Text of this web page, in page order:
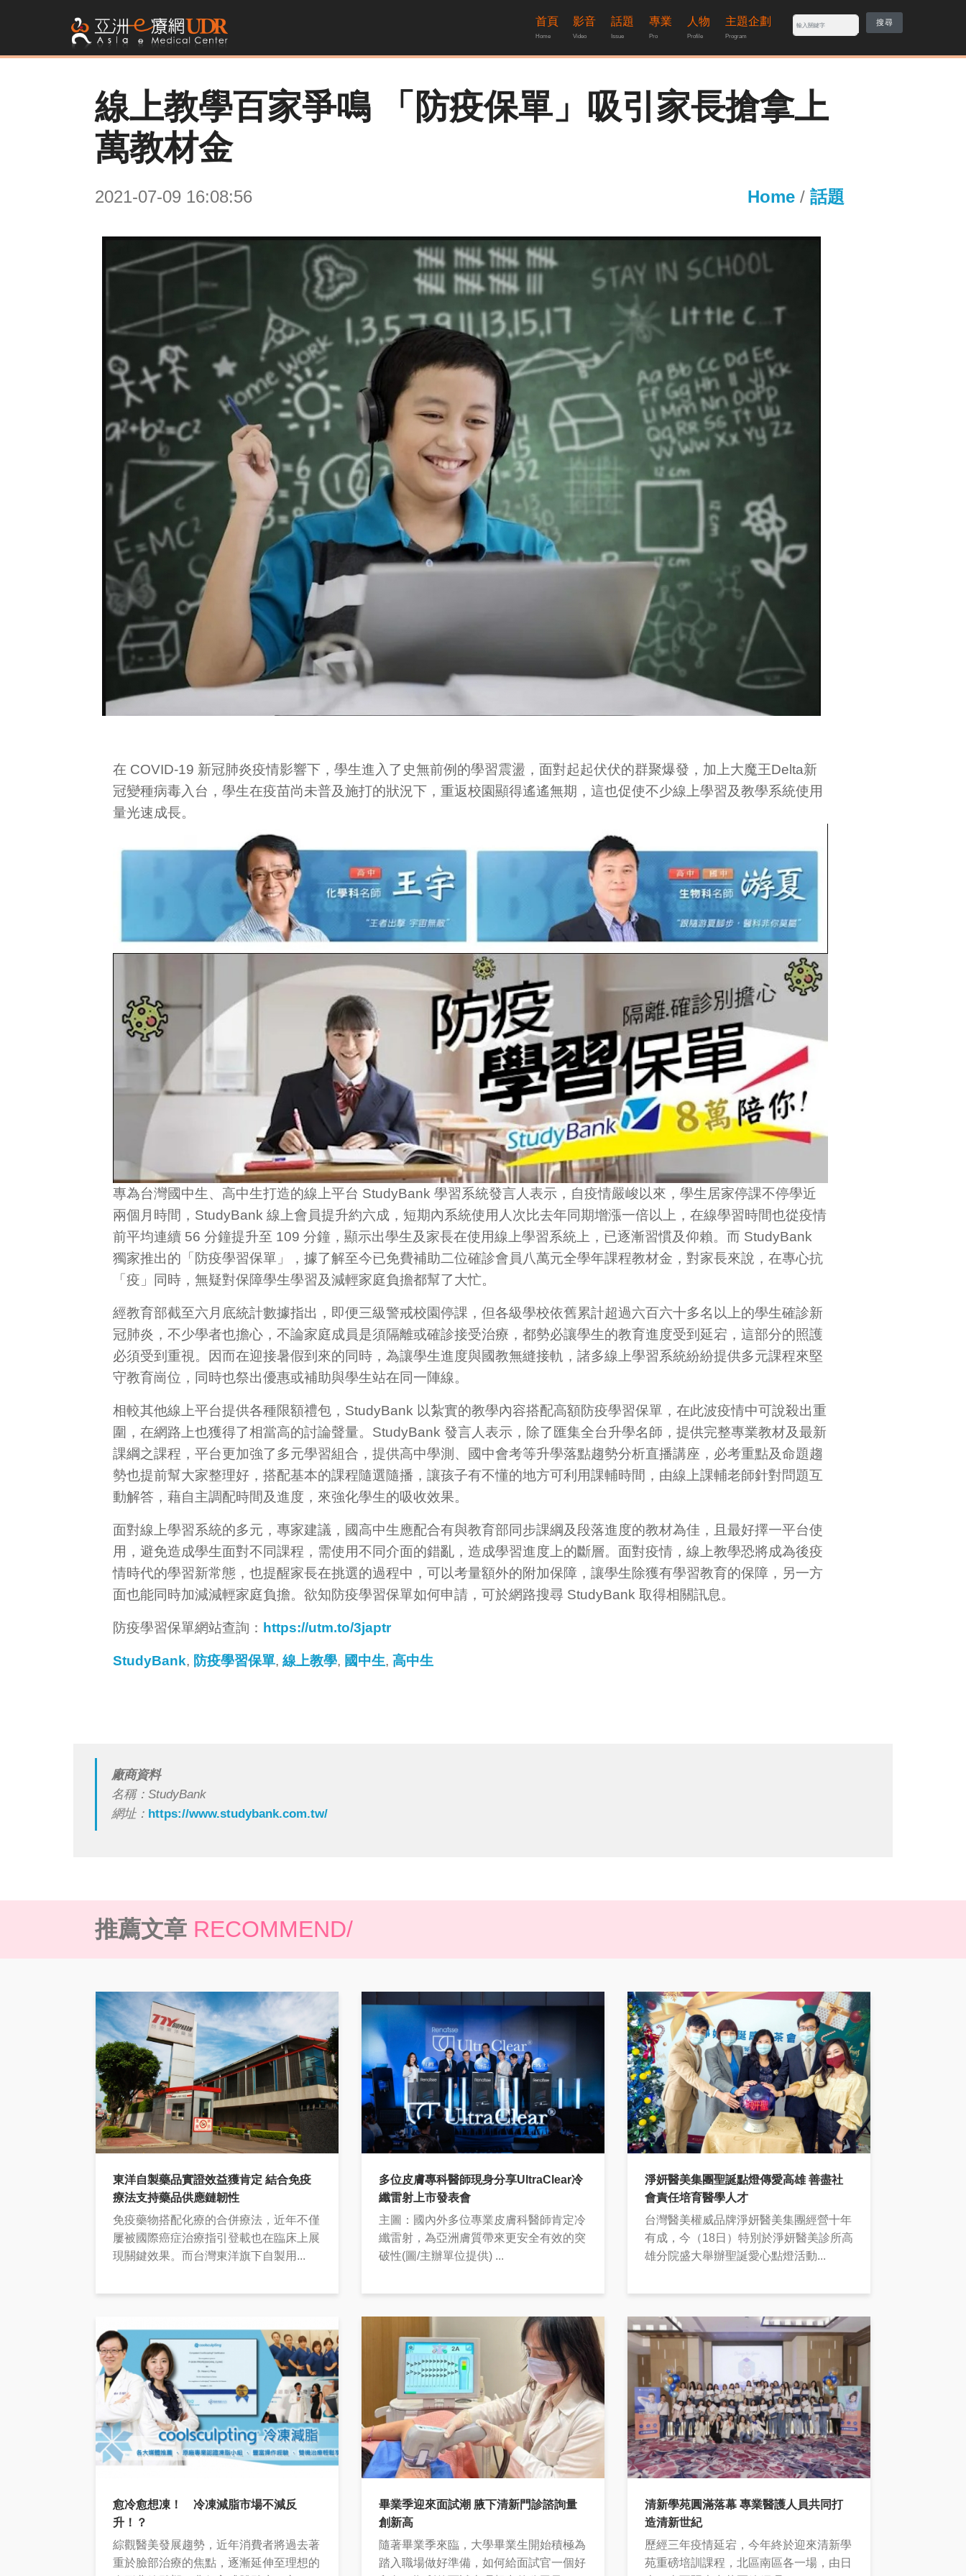
首頁
Home
影音
Video
話題
Issue
專業
Pro
人物
Profile
主題企劃
Program
搜尋
線上教學百家爭鳴 「防疫保單」吸引家長搶拿上
萬教材金
2021-07-09 16:08:56 Home / 話題
在 COVID-19 新冠肺炎疫情影響下，學生進入了史無前例的學習震盪，面對起起伏伏的群聚爆發，加上大魔王Delta新
冠變種病毒入台，學生在疫苗尚未普及施打的狀況下，重返校園顯得遙遙無期，這也促使不少線上學習及教學系統使用
量光速成長。
專為台灣國中生、高中生打造的線上平台 StudyBank 學習系統發言人表示，自疫情嚴峻以來，學生居家停課不停學近
兩個月時間，StudyBank 線上會員提升約六成，短期內系統使用人次比去年同期增漲一倍以上，在線學習時間也從疫情
前平均連續 56 分鐘提升至 109 分鐘，顯示出學生及家長在使用線上學習系統上，已逐漸習慣及仰賴。而 StudyBank
獨家推出的「防疫學習保單」，據了解至今已免費補助二位確診會員八萬元全學年課程教材金，對家長來說，在專心抗
「疫」同時，無疑對保障學生學習及減輕家庭負擔都幫了大忙。
經教育部截至六月底統計數據指出，即便三級警戒校園停課，但各級學校依舊累計超過六百六十多名以上的學生確診新
冠肺炎，不少學者也擔心，不論家庭成員是須隔離或確診接受治療，都勢必讓學生的教育進度受到延宕，這部分的照護
必須受到重視。因而在迎接暑假到來的同時，為讓學生進度與國教無縫接軌，諸多線上學習系統紛紛提供多元課程來堅
守教育崗位，同時也祭出優惠或補助與學生站在同一陣線。
相較其他線上平台提供各種限額禮包，StudyBank 以紮實的教學內容搭配高額防疫學習保單，在此波疫情中可說殺出重
圍，在網路上也獲得了相當高的討論聲量。StudyBank 發言人表示，除了匯集全台升學名師，提供完整專業教材及最新
課綱之課程，平台更加強了多元學習組合，提供高中學測、國中會考等升學落點趨勢分析直播講座，必考重點及命題趨
勢也提前幫大家整理好，搭配基本的課程隨選隨播，讓孩子有不懂的地方可利用課輔時間，由線上課輔老師針對問題互
動解答，藉自主調配時間及進度，來強化學生的吸收效果。
面對線上學習系統的多元，專家建議，國高中生應配合有與教育部同步課綱及段落進度的教材為佳，且最好擇一平台使
用，避免造成學生面對不同課程，需使用不同介面的錯亂，造成學習進度上的斷層。面對疫情，線上教學恐將成為後疫
情時代的學習新常態，也提醒家長在挑選的過程中，可以考量額外的附加保障，讓學生除獲有學習教育的保障，另一方
面也能同時加減減輕家庭負擔。欲知防疫學習保單如何申請，可於網路搜尋 StudyBank 取得相關訊息。
防疫學習保單網站查詢： https://utm.to/3japtr
StudyBank, 防疫學習保單, 線上教學, 國中生, 高中生
廠商資料
名稱：StudyBank
網址： https://www.studybank.com.tw/
推薦文章 RECOMMEND/
東洋自製藥品實證效益獲肯定 結合免疫
療法支持藥品供應鏈韌性
免疫藥物搭配化療的合併療法，近年不僅
屢被國際癌症治療指引登載也在臨床上展
現關鍵效果。而台灣東洋旗下自製用...
多位皮膚專科醫師現身分享UltraClear冷
纖雷射上市發表會
主圖：國內外多位專業皮膚科醫師肯定冷
纖雷射，為亞洲膚質帶來更安全有效的突
破性(圖/主辦單位提供) ...
淨妍醫美集團聖誕點燈傳愛高雄 善盡社
會責任培育醫學人才
台灣醫美權威品牌淨妍醫美集團經營十年
有成，今（18日）特別於淨妍醫美診所高
雄分院盛大舉辦聖誕愛心點燈活動...
愈冷愈想凍！ 冷凍減脂市場不減反
升！？
綜觀醫美發展趨勢，近年消費者將過去著
重於臉部治療的焦點，逐漸延伸至理想的
畢業季迎來面試潮 腋下清新門診諮詢量
創新高
隨著畢業季來臨，大學畢業生開始積極為
踏入職場做好準備，如何給面試官一個好
清新學苑圓滿落幕 專業醫護人員共同打
造清新世紀
歷經三年疫情延宕，今年終於迎來清新學
苑重磅培訓課程，北區南區各一場，由日